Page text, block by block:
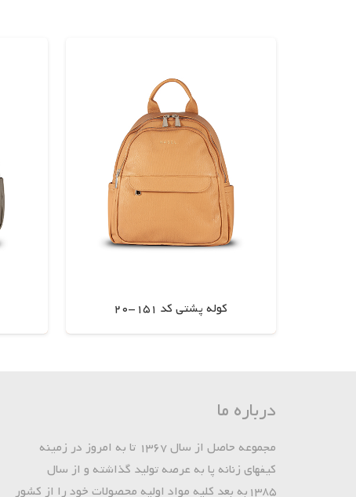
کوله پشتی کد 151-20
اطلاعات بیشتر
درباره ما
مجموعه حاصل از سال 1367 تا به امروز در زمینه
کیفهای زنانه پا به عرصه تولید گذاشته و از سال
1385به بعد کلیه مواد اولیه محصولات خود را از کشور